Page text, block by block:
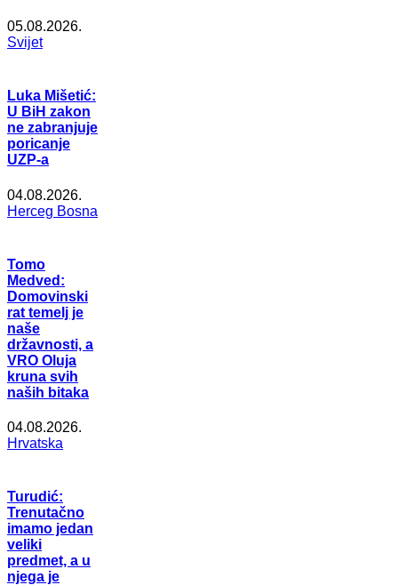
05.08.2026.
Svijet
Luka Mišetić:
U BiH zakon
ne zabranjuje
poricanje
UZP-a
04.08.2026.
Herceg Bosna
Tomo
Medved:
Domovinski
rat temelj je
naše
državnosti, a
VRO Oluja
kruna svih
naših bitaka
04.08.2026.
Hrvatska
Turudić:
Trenutačno
imamo jedan
veliki
predmet, a u
njega je